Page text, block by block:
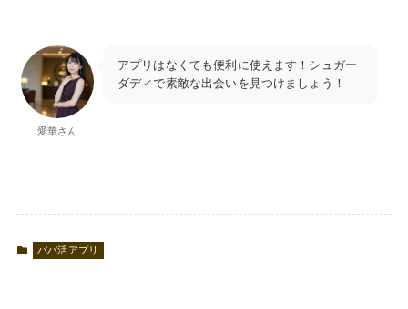
愛華さん
アプリはなくても便利に使えます！シュガー
ダディで素敵な出会いを見つけましょう！
パパ活アプリ